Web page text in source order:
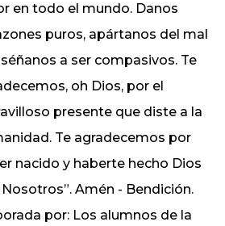
en todo el mundo. Danos
puros, apártanos del mal
a ser compasivos. Te
oh Dios, por el
presente que diste a la
Te agradecemos por
nacido y haberte hecho Dios
Amén - Bendición.
por: Los alumnos de la